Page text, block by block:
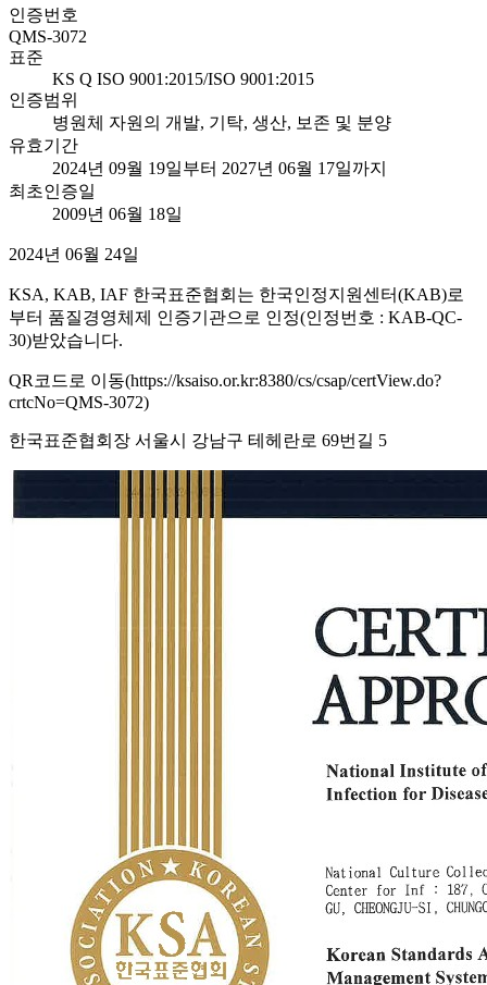
인증번호
QMS-3072
표준
KS Q ISO 9001:2015/ISO 9001:2015
인증범위
병원체 자원의 개발, 기탁, 생산, 보존 및 분양
유효기간
2024년 09월 19일부터 2027년 06월 17일까지
최초인증일
2009년 06월 18일
2024년 06월 24일
KSA, KAB, IAF 한국표준협회는 한국인정지원센터(KAB)로
부터 품질경영체제 인증기관으로 인정(인정번호 : KAB-QC-
30)받았습니다.
QR코드로 이동(https://ksaiso.or.kr:8380/cs/csap/certView.do?
crtcNo=QMS-3072)
한국표준협회장 서울시 강남구 테헤란로 69번길 5